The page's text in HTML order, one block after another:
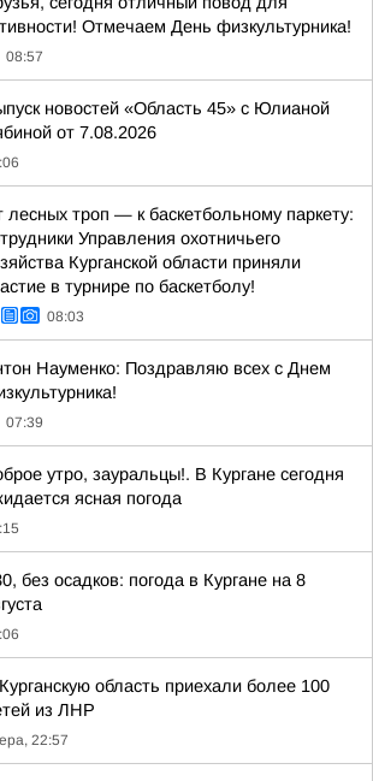
Отмечаем День физкультурника!
08:57
новостей «Область 45» с Юлианой
от 7.08.2026
лесных троп — к баскетбольному паркету:
Управления охотничьего
Курганской области приняли
в турнире по баскетболу!
08:03
Науменко: Поздравляю всех с Днем
07:39
утро, зауральцы!. В Кургане сегодня
ясная погода
без осадков: погода в Кургане на 8
область приехали более 100
из ЛНР
22:57